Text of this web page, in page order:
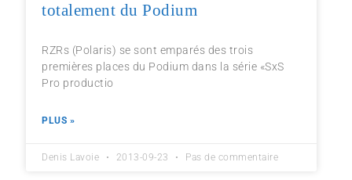
totalement du Podium
RZRs (Polaris) se sont emparés des trois
premières places du Podium dans la série «SxS
Pro productio
PLUS »
Denis Lavoie 2013-09-23 Pas de commentaire